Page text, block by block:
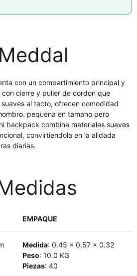
con un compartimiento principal y
cierre y puller de cordon que
al tacto, ofrecen comodidad
pequena en tamano pero
backpack combina materiales suaves
convirtiendola en la alidada
diarias.
EMPAQUE
Medida: 0.45 x 0.57 x 0.32
Peso: 10.0 KG
Piezas: 40